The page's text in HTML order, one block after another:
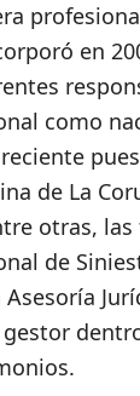
en
como
de La
otras,
de